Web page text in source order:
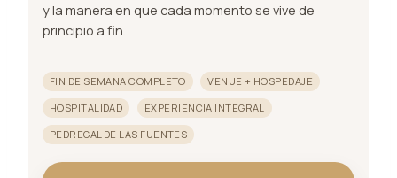
y la manera en que cada momento se vive de
principio a fin.
FIN DE SEMANA COMPLETO VENUE + HOSPEDAJE
HOSPITALIDAD EXPERIENCIA INTEGRAL
PEDREGAL DE LAS FUENTES